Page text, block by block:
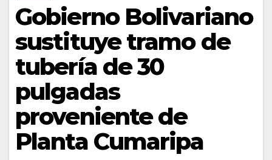
Gobierno Bolivariano
sustituye tramo de
tubería de 30
pulgadas
proveniente de
Planta Cumaripa